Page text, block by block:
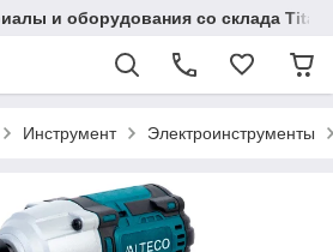
и оборудования со склада
Инструмент Электроинструменты